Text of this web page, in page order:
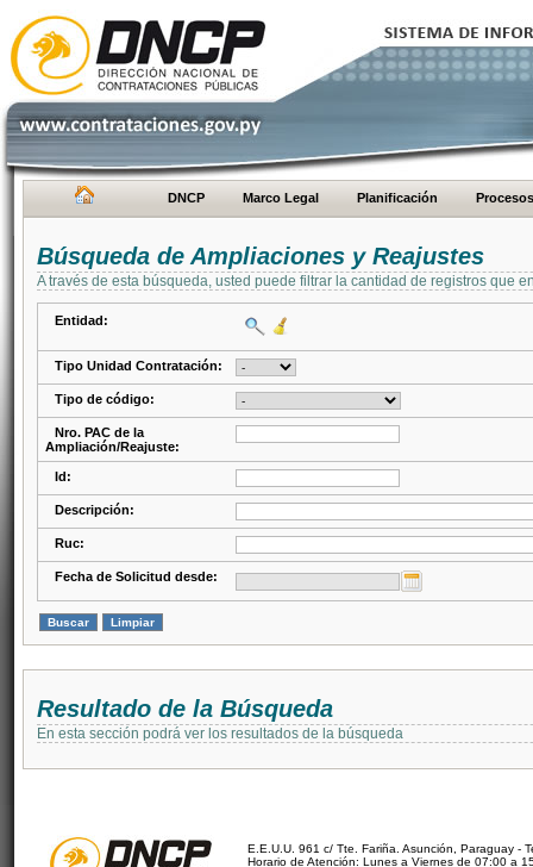
DNCP Marco Legal Planificación Procesos
Búsqueda de Ampliaciones y Reajustes
A través de esta búsqueda, usted puede filtrar la cantidad de registros que
Entidad:
Tipo Unidad Contratación:
Tipo de código:
Nro. PAC de la
Ampliación/Reajuste:
Id:
Descripción:
Ruc:
Fecha de Solicitud desde:
Resultado de la Búsqueda
En esta sección podrá ver los resultados de la búsqueda
E.E.U.U. 961 c/ Tte. Fariña. Asunción, Paraguay -
Horario de Atención: Lunes a Viernes de 07:00 a